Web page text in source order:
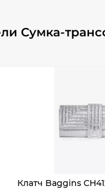
Сумка-
Клатч Baggins